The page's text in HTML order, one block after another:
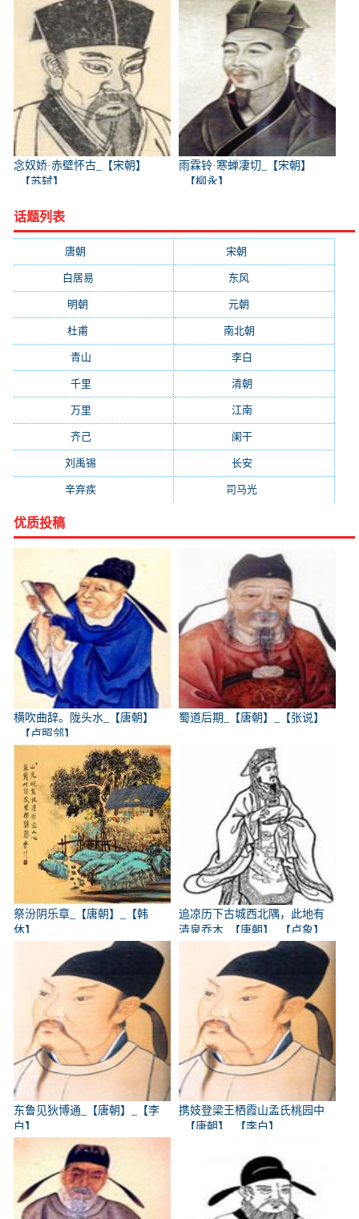
念奴娇·赤壁怀古_【宋朝】
_【苏轼】
雨霖铃·寒蝉凄切_【宋朝】
_【柳永】
话题列表
唐朝 宋朝
白居易 东风
明朝 元朝
杜甫 南北朝
青山 李白
千里 清朝
万里 江南(805)
齐己(781) 阑干(723)
刘禹锡 长安(695)
辛弃疾 司马光
优质投稿
横吹曲辞。陇头水_【唐朝】
_【卢照邻】
蜀道后期_【唐朝】_【张说】
祭汾阴乐章_【唐朝】_【韩
休】
追凉历下古城西北隅，此地有
清泉乔木_【唐朝】_【卢象】
东鲁见狄博通_【唐朝】_【李
白】
携妓登梁王栖霞山孟氏桃园中
_【唐朝】_【李白】